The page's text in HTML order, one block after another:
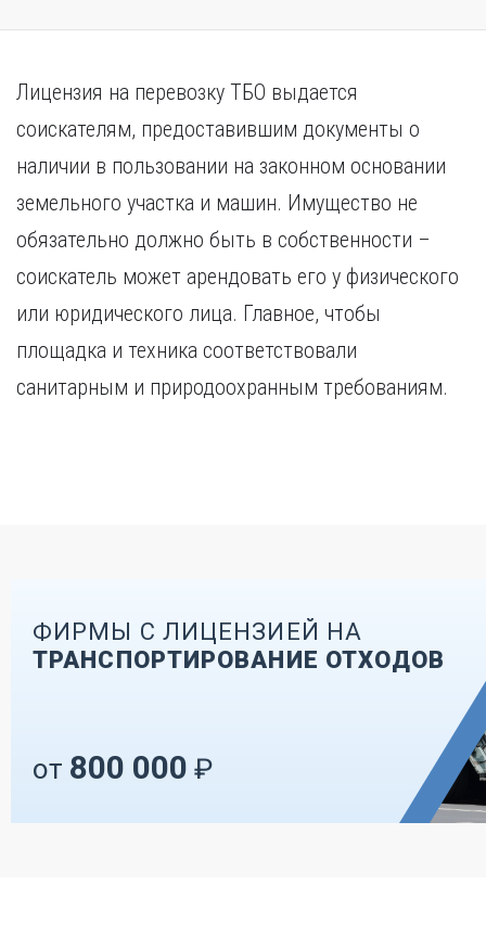
Лицензия на перевозку ТБО выдается
соискателям, предоставившим документы о
наличии в пользовании на законном основании
земельного участка и машин. Имущество не
обязательно должно быть в собственности –
соискатель может арендовать его у физического
или юридического лица. Главное, чтобы
площадка и техника соответствовали
санитарным и природоохранным требованиям.
ФИРМЫ С ЛИЦЕНЗИЕЙ НА
ТРАНСПОРТИРОВАНИЕ ОТХОДОВ
от 800 000 ₽